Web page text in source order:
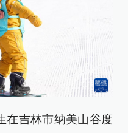
在吉林市纳美山谷度